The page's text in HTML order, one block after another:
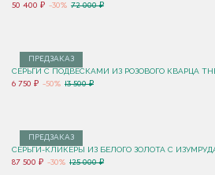
50 400 ₽ -30% 72 000 ₽
ПРЕДЗАКАЗ
СЕРЬГИ С ПОДВЕСКАМИ ИЗ РОЗОВОГО КВАРЦА THE
6 750 ₽ -50% 13 500 ₽
ПРЕДЗАКАЗ
СЕРЬГИ-КЛИКЕРЫ ИЗ БЕЛОГО ЗОЛОТА С
87 500 ₽ -30% 125 000 ₽